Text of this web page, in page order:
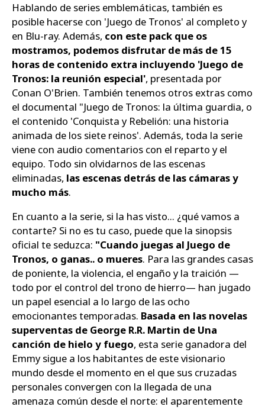
Hablando de series emblemáticas, también es
posible hacerse con 'Juego de Tronos' al completo y
en Blu-ray. Además, con este pack que os
mostramos, podemos disfrutar de más de 15
horas de contenido extra incluyendo 'Juego de
Tronos: la reunión especial', presentada por
Conan O'Brien. También tenemos otros extras como
el documental "Juego de Tronos: la última guardia, o
el contenido 'Conquista y Rebelión: una historia
animada de los siete reinos'. Además, toda la serie
viene con audio comentarios con el reparto y el
equipo. Todo sin olvidarnos de las escenas
eliminadas, las escenas detrás de las cámaras y
mucho más.
En cuanto a la serie, si la has visto... ¿qué vamos a
contarte? Si no es tu caso, puede que la sinopsis
oficial te seduzca: "Cuando juegas al Juego de
Tronos, o ganas.. o mueres. Para las grandes casas
de poniente, la violencia, el engaño y la traición —
todo por el control del trono de hierro— han jugado
un papel esencial a lo largo de las ocho
emocionantes temporadas. Basada en las novelas
superventas de George R.R. Martin de Una
canción de hielo y fuego, esta serie ganadora del
Emmy sigue a los habitantes de este visionario
mundo desde el momento en el que sus cruzadas
personales convergen con la llegada de una
amenaza común desde el norte: el aparentemente